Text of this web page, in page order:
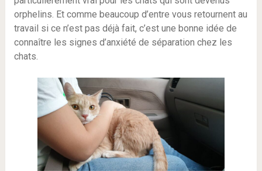
orphelins. Et comme beaucoup d’entre vous retournent au
travail si ce n’est pas déjà fait, c’est une bonne idée de
connaître les signes d’anxiété de séparation chez les
chats.